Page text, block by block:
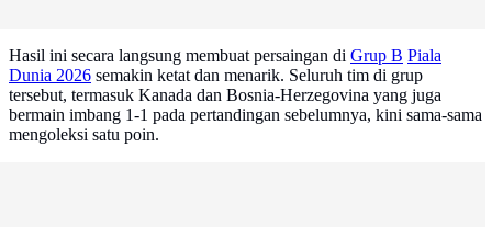
Hasil ini secara langsung membuat persaingan di Grup B Piala
Dunia 2026 semakin ketat dan menarik. Seluruh tim di grup
tersebut, termasuk Kanada dan Bosnia-Herzegovina yang juga
bermain imbang 1-1 pada pertandingan sebelumnya, kini sama-sama
mengoleksi satu poin.